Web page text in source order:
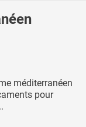
méditerranéen
pour